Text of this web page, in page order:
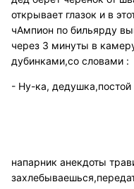
открывает глазок и в
чАмпион по бильярду
через 3 минуты в
дубинками,со словами :
- Ну-ка, дедушка,постой
напарник анекдоты